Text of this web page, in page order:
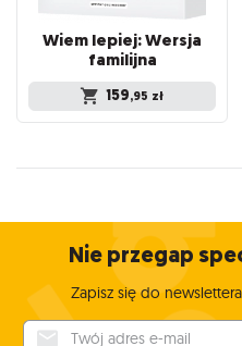
Wiem lepiej: Wersja
familijna
159,95 zł
Nie przegap
Zapisz się do